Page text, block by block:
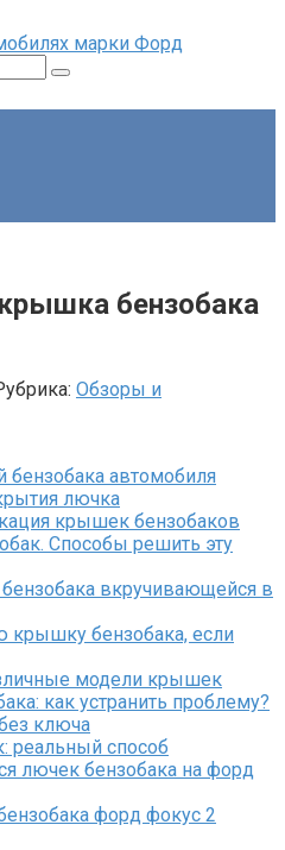
бензобака
Обзоры и
автомобиля
лючка
крышек бензобаков
Способы решить эту
вкручивающейся в
крышку бензобака, если
модели крышек
как устранить проблему?
ключа
реальный способ
лючек бензобака на форд
форд фокус 2